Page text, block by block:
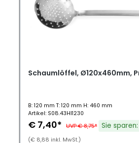
Schaumlöffel, Ø120x460mm,
B: 120 mm T: 120 mm H: 460 mm
Artikel: S08.43HI1230
€ 7,40* UVP € 8,75* Sie sparen:
(€ 8,88 inkl. MwSt.)